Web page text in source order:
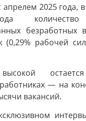
2025 года,
количество
безработных
(0,29% рабочей
остается
— на
вакансий.